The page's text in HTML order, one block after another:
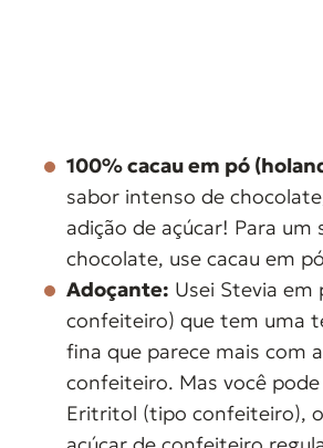
100% cacau em pó
sabor intenso de
adição de açúcar! Para um
chocolate, use cacau em
Adoçante: Usei Stevia em
confeiteiro) que tem uma
fina que parece mais com
confeiteiro. Mas você
Eritritol (tipo confeiteiro),